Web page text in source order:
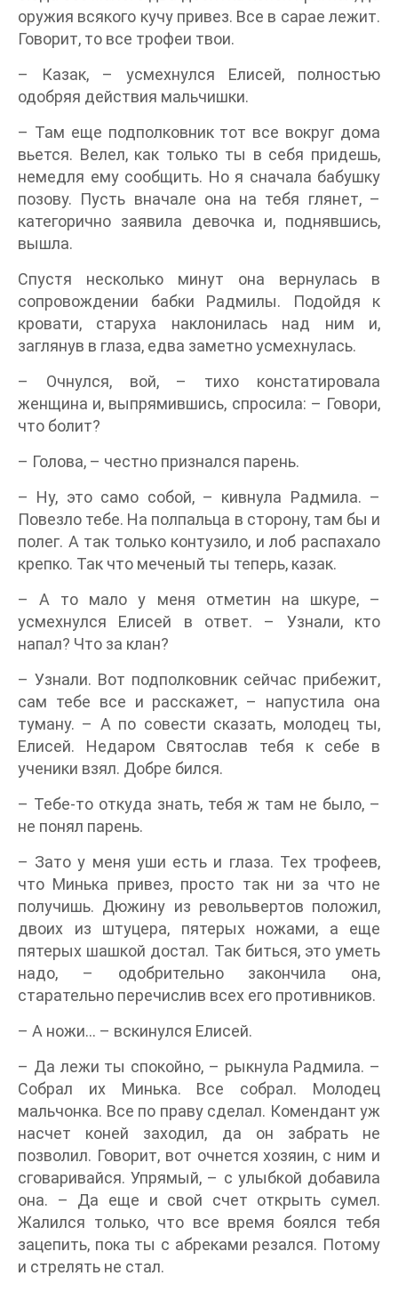
оружия всякого кучу привез. Все в сарае лежит.
Говорит, то все трофеи твои.
– Казак, – усмехнулся Елисей, полностью
одобряя действия мальчишки.
– Там еще подполковник тот все вокруг дома
вьется. Велел, как только ты в себя придешь,
немедля ему сообщить. Но я сначала бабушку
позову. Пусть вначале она на тебя глянет, –
категорично заявила девочка и, поднявшись,
вышла.
Спустя несколько минут она вернулась в
сопровождении бабки Радмилы. Подойдя к
кровати, старуха наклонилась над ним и,
заглянув в глаза, едва заметно усмехнулась.
– Очнулся, вой, – тихо констатировала
женщина и, выпрямившись, спросила: – Говори,
что болит?
– Голова, – честно признался парень.
– Ну, это само собой, – кивнула Радмила. –
Повезло тебе. На полпальца в сторону, там бы и
полег. А так только контузило, и лоб распахало
крепко. Так что меченый ты теперь, казак.
– А то мало у меня отметин на шкуре, –
усмехнулся Елисей в ответ. – Узнали, кто
напал? Что за клан?
– Узнали. Вот подполковник сейчас прибежит,
сам тебе все и расскажет, – напустила она
туману. – А по совести сказать, молодец ты,
Елисей. Недаром Святослав тебя к себе в
ученики взял. Добре бился.
– Тебе-то откуда знать, тебя ж там не было, –
не понял парень.
– Зато у меня уши есть и глаза. Тех трофеев,
что Минька привез, просто так ни за что не
получишь. Дюжину из револьвертов положил,
двоих из штуцера, пятерых ножами, а еще
пятерых шашкой достал. Так биться, это уметь
надо, – одобрительно закончила она,
старательно перечислив всех его противников.
– А ножи… – вскинулся Елисей.
– Да лежи ты спокойно, – рыкнула Радмила. –
Собрал их Минька. Все собрал. Молодец
мальчонка. Все по праву сделал. Комендант уж
насчет коней заходил, да он забрать не
позволил. Говорит, вот очнется хозяин, с ним и
сговаривайся. Упрямый, – с улыбкой добавила
она. – Да еще и свой счет открыть сумел.
Жалился только, что все время боялся тебя
зацепить, пока ты с абреками резался. Потому
и стрелять не стал.